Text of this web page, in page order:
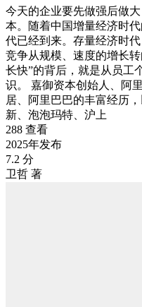
今天的企业要先做强后做
本。随着中国增量经济时
代已经到来。存量经济时
竞争从规模、速度的增长
长快”的背后，就是从员工
识。 嘉御资本创始人、阿
居、阿里巴巴的丰富经历
新、泡泡玛特、沪上
288 查看
2025年发布
7.2 分
卫哲 著